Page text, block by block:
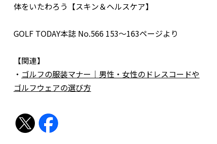
体をいたわろう【スキン＆ヘルスケア】
GOLF TODAY本誌 No.566 153～163ページより
【関連】
・ ゴルフの服装マナー｜男性・女性のドレスコードや
ゴルフウェアの選び方